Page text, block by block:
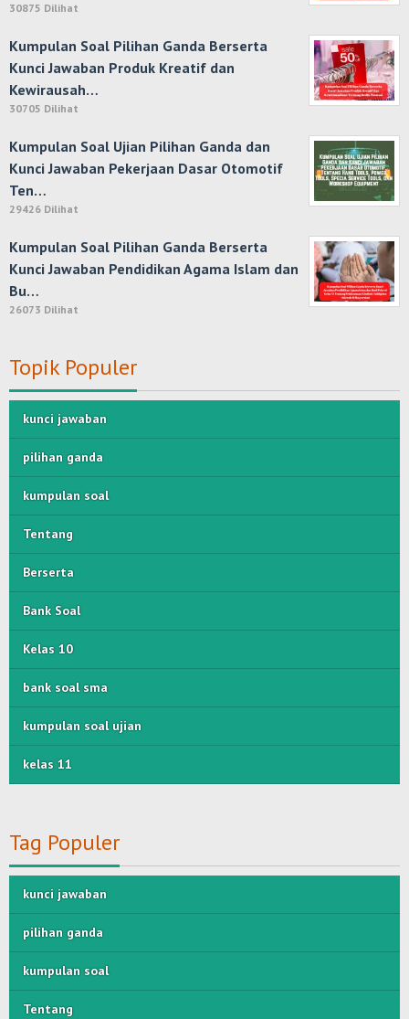
30875 Dilihat
Kumpulan Soal Pilihan Ganda Berserta
Kunci Jawaban Produk Kreatif dan
Kewirausah…
30705 Dilihat
Kumpulan Soal Ujian Pilihan Ganda dan
Kunci Jawaban Pekerjaan Dasar Otomotif
Ten…
29426 Dilihat
Kumpulan Soal Pilihan Ganda Berserta
Kunci Jawaban Pendidikan Agama Islam dan
Bu…
26073 Dilihat
Topik Populer
kunci jawaban
pilihan ganda
kumpulan soal
Tentang
Berserta
Bank Soal
Kelas 10
bank soal sma
kumpulan soal ujian
kelas 11
Tag Populer
kunci jawaban
pilihan ganda
kumpulan soal
Tentang